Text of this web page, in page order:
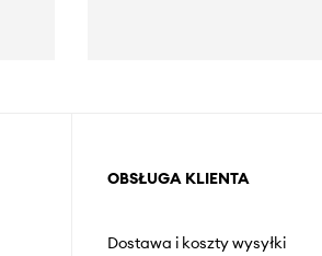
OBSŁUGA KLIENTA
Dostawa i koszty wysyłki